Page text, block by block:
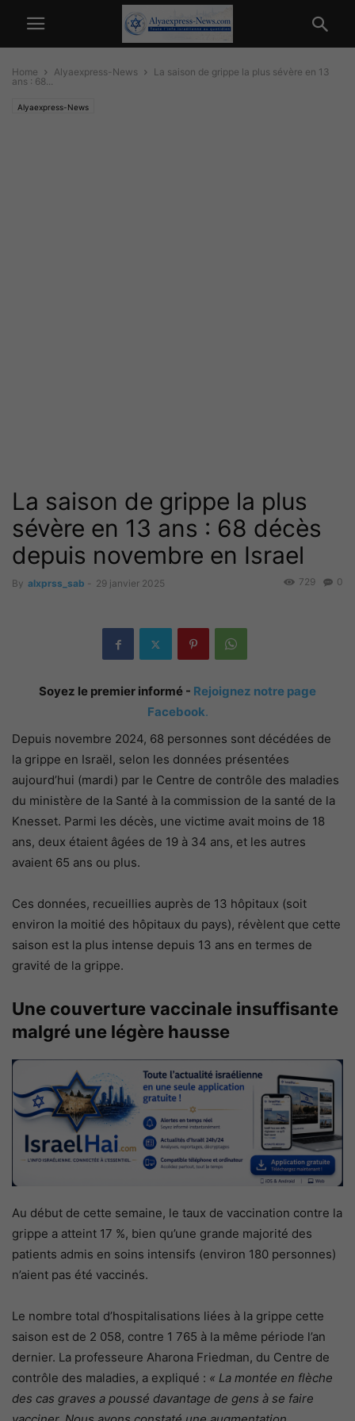
Home Alyaexpress-News
La saison de grippe la plus sévère en 13
ans : 68...
Alyaexpress-News
La saison de grippe la plus
sévère en 13 ans : 68 décès
depuis novembre en Israel
By alxprss_sab - 29 janvier 2025 0
729
Soyez le premier informé - Rejoignez notre page
Facebook.
Depuis novembre 2024, 68 personnes sont décédées de
la grippe en Israël, selon les données présentées
aujourd’hui (mardi) par le Centre de contrôle des maladies
du ministère de la Santé à la commission de la santé de la
Knesset. Parmi les décès, une victime avait moins de 18
ans, deux étaient âgées de 19 à 34 ans, et les autres
avaient 65 ans ou plus.
Ces données, recueillies auprès de 13 hôpitaux (soit
environ la moitié des hôpitaux du pays), révèlent que cette
saison est la plus intense depuis 13 ans en termes de
gravité de la grippe.
Une couverture vaccinale insuffisante
malgré une légère hausse
Au début de cette semaine, le taux de vaccination contre la
grippe a atteint 17 %, bien qu’une grande majorité des
patients admis en soins intensifs (environ 180 personnes)
n’aient pas été vaccinés.
Le nombre total d’hospitalisations liées à la grippe cette
saison est de 2 058, contre 1 765 à la même période l’an
dernier. La professeure Aharona Friedman, du Centre de
contrôle des maladies, a expliqué : « La montée en flèche
des cas graves a poussé davantage de gens à se faire